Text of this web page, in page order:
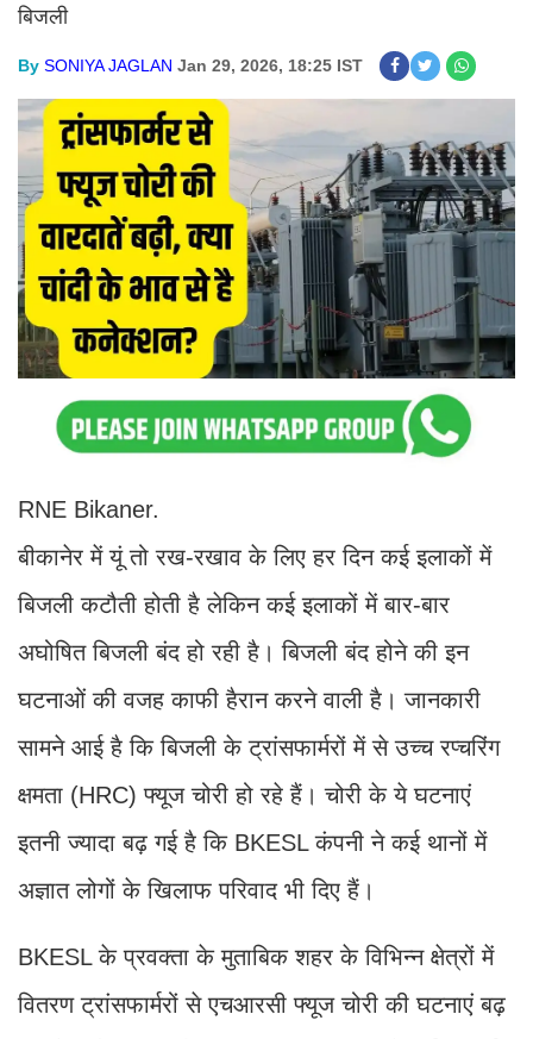
बिजली
By SONIYA JAGLAN Jan 29, 2026, 18:25 IST
RNE Bikaner.
बीकानेर में यूं तो रख-रखाव के लिए हर दिन कई इलाकों में
बिजली कटौती होती है लेकिन कई इलाकों में बार-बार
अघोषित बिजली बंद हो रही है। बिजली बंद होने की इन
घटनाओं की वजह काफी हैरान करने वाली है। जानकारी
सामने आई है कि बिजली के ट्रांसफार्मरों में से उच्च रप्चरिंग
क्षमता (HRC) फ्यूज चोरी हो रहे हैं। चोरी के ये घटनाएं
इतनी ज्यादा बढ़ गई है कि BKESL कंपनी ने कई थानों में
अज्ञात लोगों के खिलाफ परिवाद भी दिए हैं।
BKESL के प्रवक्ता के मुताबिक शहर के विभिन्न क्षेत्रों में
वितरण ट्रांसफार्मरों से एचआरसी फ्यूज चोरी की घटनाएं बढ़